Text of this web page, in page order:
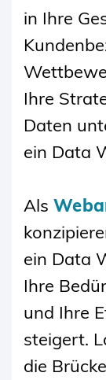
in Ihre
Ihre
Daten
ein Data
Als
ein Data
Ihre
und Ihre
steigert.
die